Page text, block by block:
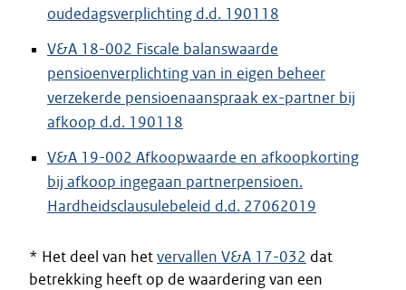
oudedagsverplichting d.d. 190118
V&A 18-002 Fiscale balanswaarde
pensioenverplichting van in eigen beheer
verzekerde pensioenaanspraak ex-partner bij
afkoop d.d. 190118
V&A 19-002 Afkoopwaarde en afkoopkorting
bij afkoop ingegaan partnerpensioen.
Hardheidsclausulebeleid d.d. 27062019
* Het deel van hetvervallen V&A 17-032 dat
betrekking heeft op de waardering van een